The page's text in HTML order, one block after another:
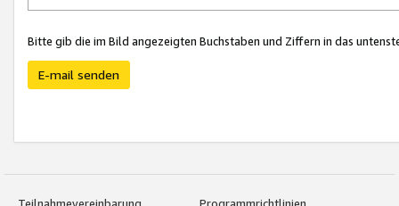
Bitte gib die im Bild angezeigten Buchstaben und Ziffern in das
E-mail senden